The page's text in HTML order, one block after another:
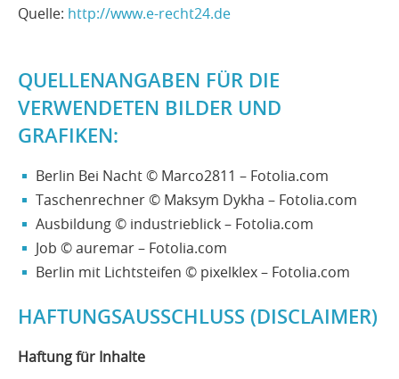
Quelle: http://www.e-recht24.de
QUELLENANGABEN FÜR DIE
VERWENDETEN BILDER UND
GRAFIKEN:
Berlin Bei Nacht © Marco2811 – Fotolia.com
Taschenrechner © Maksym Dykha – Fotolia.com
Ausbildung © industrieblick – Fotolia.com
Job © auremar – Fotolia.com
Berlin mit Lichtsteifen © pixelklex – Fotolia.com
HAFTUNGSAUSSCHLUSS (DISCLAIMER)
Haftung für Inhalte